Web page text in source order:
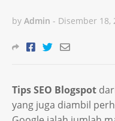
by Admin - Disember 18,
Tips SEO Blogspot
yang juga diambil